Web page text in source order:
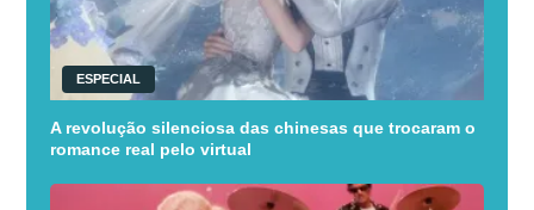
ESPECIAL
A revolução silenciosa das chinesas que trocaram o
romance real pelo virtual